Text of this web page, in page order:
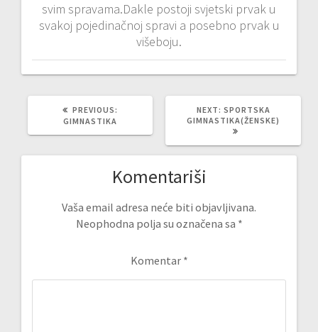
svim spravama.Dakle postoji svjetski prvak u
svakoj pojedinačnoj spravi a posebno prvak u
višeboju.
PREVIOUS:
GIMNASTIKA
NEXT: NEXT
POST:
SPORTSKA
GIMNASTIKA(ŽENSKE)
Komentariši
Vaša email adresa neće biti objavljivana.
Neophodna polja su označena sa *
Komentar *